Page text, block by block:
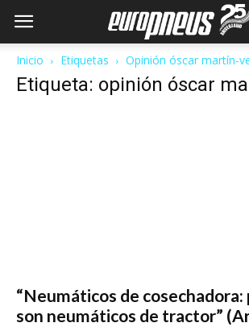
Inicio Etiquetas Opinión óscar martín-
Etiqueta: opinión óscar
“Neumáticos de cosechadora:
son neumáticos de tractor”